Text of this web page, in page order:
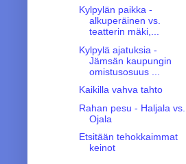
Kylpylän paikka -
alkuperäinen vs.
teatterin mäki,...
Kylpylä ajatuksia -
Jämsän kaupungin
omistusosuus ...
Kaikilla vahva tahto
Rahan pesu - Haljala vs.
Ojala
Etsitään tehokkaimmat
keinot